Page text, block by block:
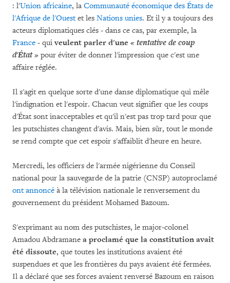
: l'Union africaine, la Communauté économique des États de
l'Afrique de l'Ouestet les Nations unies. Et il y a toujours des
acteurs diplomatiques clés - dans ce cas, par exemple, la
France - quiveulent parler d'une « tentative de coup
d'État» pour éviter de donner l'impression que c'est une
affaire réglée.
Il s'agit en quelque sorte d'une danse diplomatique qui mêle
l'indignation et l'espoir. Chacun veut signifier que les coups
d'État sont inacceptables et qu'il n'est pas trop tard pour que
les putschistes changent d'avis. Mais, bien sûr, tout le monde
se rend compte que cet espoir s'affaiblit d'heure en heure.
Mercredi, les officiers de l'armée nigérienne du Conseil
national pour la sauvegarde de la patrie (CNSP) autoproclamé
ont annoncé à la télévision nationale le renversement du
gouvernement du président Mohamed Bazoum.
S'exprimant au nom des putschistes, le major-colonel
Amadou Abdramane a proclamé que la constitution avait
été dissoute, que toutes les institutions avaient été
suspendues et que les frontières du pays avaient été fermées.
Il a déclaré que ses forces avaient renversé Bazoum en raison